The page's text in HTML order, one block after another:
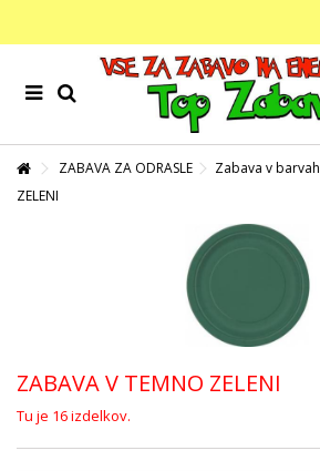
ZABAVA ZA ODRASLE Zabava v barvah
ZELENI
ZABAVA V TEMNO ZELENI
Tu je 16 izdelkov.